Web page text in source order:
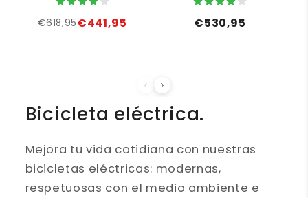
€618,95€441,95 €530,95
Bicicleta eléctrica.
Mejora tu vida cotidiana con nuestras
bicicletas eléctricas: modernas,
respetuosas con el medio ambiente e